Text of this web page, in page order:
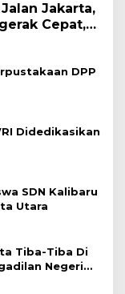
Jakarta,
Cepat,
Secara
DPP
Didedikasikan
SDN Kalibaru
Utara
Tiba-Tiba Di
Negeri
Hukum Sejak